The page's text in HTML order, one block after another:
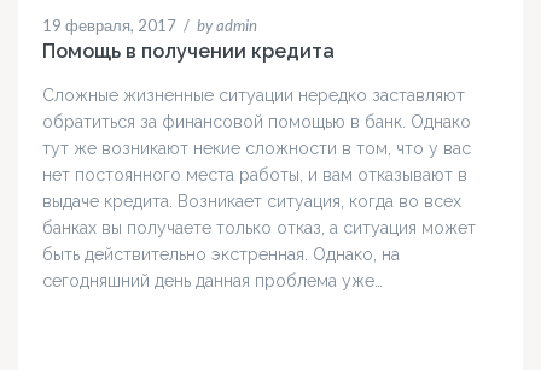
19 февраля, 2017 / by admin
Помощь в получении кредита
Сложные жизненные ситуации нередко заставляют
обратиться за финансовой помощью в банк. Однако
тут же возникают некие сложности в том, что у вас
нет постоянного места работы, и вам отказывают в
выдаче кредита. Возникает ситуация, когда во всех
банках вы получаете только отказ, а ситуация может
быть действительно экстренная. Однако, на
сегодняшний день данная проблема уже…